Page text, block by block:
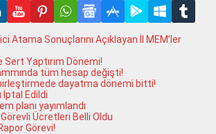
Atama Sonuçlarını Açıklayan İl MEM’ler
Sert Yaptırım Dönemi!
tüm hesap değişti!
dayatma dönemi bitti!
İptal Edildi
planı yayımlandı
Ücretleri Belli Oldu
Görevi!